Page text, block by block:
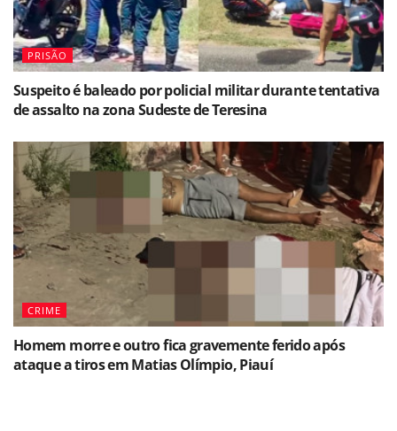
PRISÃO
Suspeito é baleado por policial militar durante tentativa
de assalto na zona Sudeste de Teresina
CRIME
Homem morre e outro fica gravemente ferido após
ataque a tiros em Matias Olímpio, Piauí